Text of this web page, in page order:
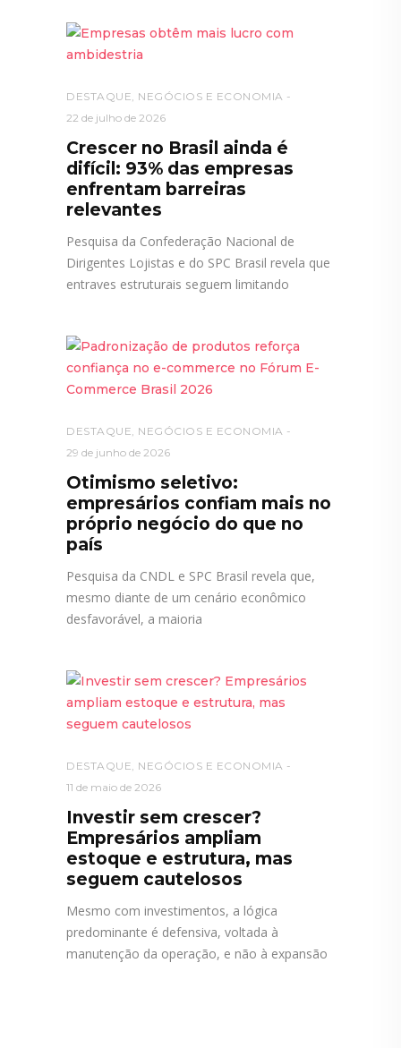
DESTAQUE, NEGÓCIOS E ECONOMIA
22 de julho de 2026
Crescer no Brasil ainda é
difícil: 93% das empresas
enfrentam barreiras
relevantes
Pesquisa da Confederação Nacional de
Dirigentes Lojistas e do SPC Brasil revela que
entraves estruturais seguem limitando
DESTAQUE, NEGÓCIOS E ECONOMIA
29 de junho de 2026
Otimismo seletivo:
empresários confiam mais no
próprio negócio do que no
país
Pesquisa da CNDL e SPC Brasil revela que,
mesmo diante de um cenário econômico
desfavorável, a maioria
DESTAQUE, NEGÓCIOS E ECONOMIA
11 de maio de 2026
Investir sem crescer?
Empresários ampliam
estoque e estrutura, mas
seguem cautelosos
Mesmo com investimentos, a lógica
predominante é defensiva, voltada à
manutenção da operação, e não à expansão